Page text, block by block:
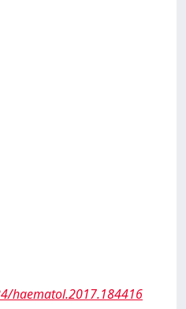
haematol.2017.184416